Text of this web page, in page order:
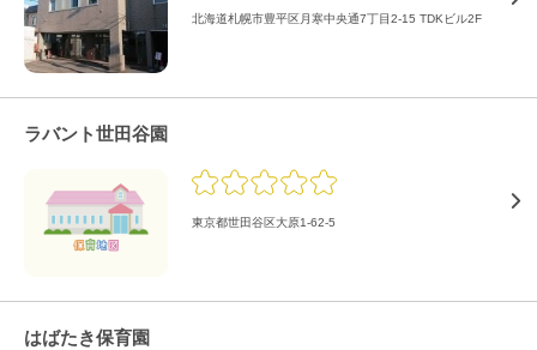
北海道札幌市豊平区月寒中央通7丁目2-15 TDKビル2F
ラバント世田谷園
東京都世田谷区大原1-62-5
はばたき保育園